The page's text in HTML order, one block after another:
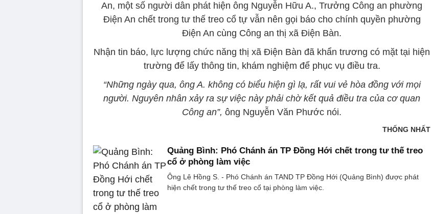
An, một số người dân phát hiện ông Nguyễn Hữu A., Trưởng Công an phường
Điện An chết trong tư thế treo cổ tự vẫn nên gọi báo cho chính quyền phường
Điện An cùng Công an thị xã Điện Bàn.
Nhận tin báo, lực lượng chức năng thị xã Điện Bàn đã khẩn trương có mặt tại hiện
trường để lấy thông tin, khám nghiệm để phục vụ điều tra.
“Những ngày qua, ông A. không có biểu hiện gì lạ, rất vui vẻ hòa đồng với mọi
người. Nguyên nhân xảy ra sự việc này phải chờ kết quả điều tra của cơ quan
Công an”, ông Nguyễn Văn Phước nói.
THỐNG NHẤT
Quảng Bình: Phó Chánh án TP Đồng Hới chết trong tư thế treo
cổ ở phòng làm việc
Ông Lê Hồng S. - Phó Chánh án TAND TP Đồng Hới (Quảng Bình) được phát
hiện chết trong tư thế treo cổ tại phòng làm việc.